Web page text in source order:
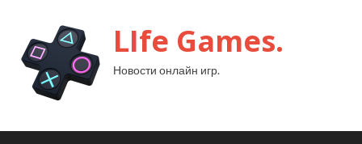
LIfe Games.
Новости онлайн игр.